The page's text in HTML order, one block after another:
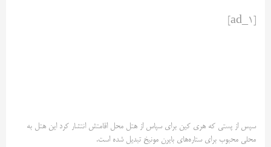
سپس از پستی که هری کین برای سپاس از هتل محل اقامتش انتشار کرد این هتل به
‌محلی محبوب برای ستاره‌های بایرن مونیخ تبدیل شده است. ‌